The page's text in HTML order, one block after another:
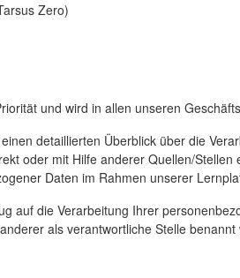
Zero)
und wird in allen unseren
detaillierten Überblick über die
oder mit Hilfe anderer Quellen/
Daten im Rahmen unserer
auf die Verarbeitung Ihrer
als verantwortliche Stelle benannt